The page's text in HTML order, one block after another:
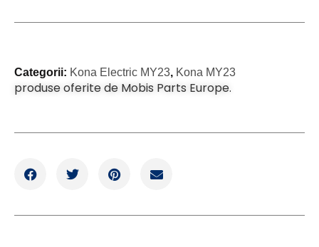
Categorii: Kona Electric MY23, Kona MY23
produse oferite de Mobis Parts Europe.